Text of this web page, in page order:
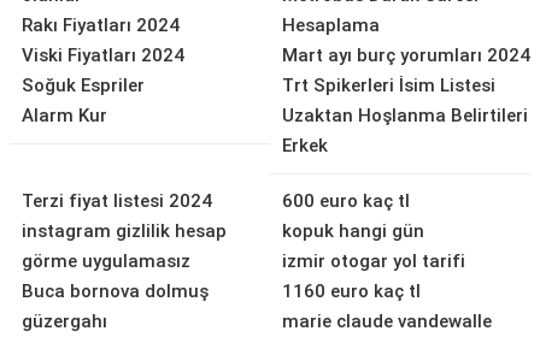
Rakı Fiyatları 2024
Viski Fiyatları 2024
Soğuk Espriler
Alarm Kur
Hesaplama
Mart ayı burç yorumları 2024
Trt Spikerleri İsim Listesi
Uzaktan Hoşlanma Belirtileri
Erkek
Terzi fiyat listesi 2024
instagram gizlilik hesap
görme uygulamasız
Buca bornova dolmuş
güzergahı
600 euro kaç tl
kopuk hangi gün
izmir otogar yol tarifi
1160 euro kaç tl
marie claude vandewalle